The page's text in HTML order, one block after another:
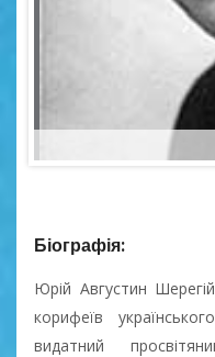
Біографія:
Юрій Августин
корифеїв
видатний